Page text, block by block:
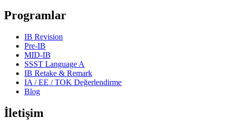
Programlar
IB Revision
Pre-IB
MID-IB
SSST Language A
IB Retake & Remark
IA / EE / TOK Değerlendirme
Blog
İletişim